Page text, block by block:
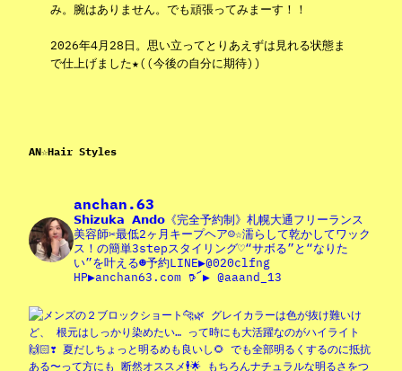
み。腕はありません。でも頑張ってみまーす！！
2026年4月28日。思い立ってとりあえずは見れる状態ま
で仕上げました★((今後の自分に期待))
AN☆Hair Styles
anchan.63
𝗦𝗵𝗶𝘇𝘂𝗸𝗮 𝗔𝗻𝗱𝗼《完全予約制》札幌大通フリーランス
美容師✂︎最低2ヶ月キープヘア☺︎☆濡らして乾かしてワック
ス！の簡単3stepスタイリング♡“サボる”と“なりた
い”を叶える☻予約LINE▶︎@020clfng
HP▶︎anchan63.com 𖠚՜▶︎ @aaand_13